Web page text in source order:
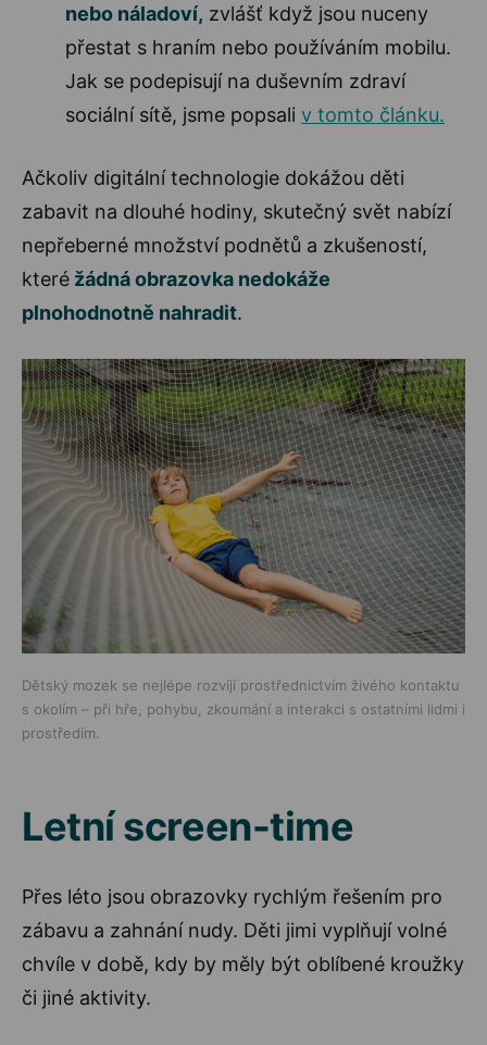
nebo náladoví, zvlášť když jsou nuceny
přestat s hraním nebo používáním mobilu.
Jak se podepisují na duševním zdraví
sociální sítě, jsme popsali v tomto článku.
Ačkoliv digitální technologie dokážou děti
zabavit na dlouhé hodiny, skutečný svět nabízí
nepřeberné množství podnětů a zkušeností,
které žádná obrazovka nedokáže
plnohodnotně nahradit.
Dětský mozek se nejlépe rozvíjí prostřednictvím živého kontaktu
s okolím – při hře, pohybu, zkoumání a interakci s ostatními lidmi i
prostředím.
Letní screen-time
Přes léto jsou obrazovky rychlým řešením pro
zábavu a zahnání nudy. Děti jimi vyplňují volné
chvíle v době, kdy by měly být oblíbené kroužky
či jiné aktivity.